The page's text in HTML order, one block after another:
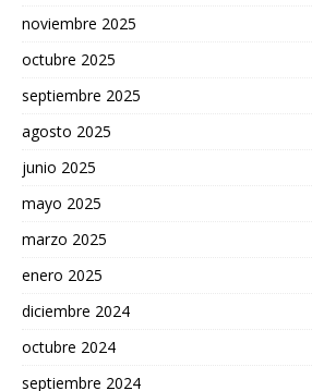
noviembre 2025
octubre 2025
septiembre 2025
agosto 2025
junio 2025
mayo 2025
marzo 2025
enero 2025
diciembre 2024
octubre 2024
septiembre 2024